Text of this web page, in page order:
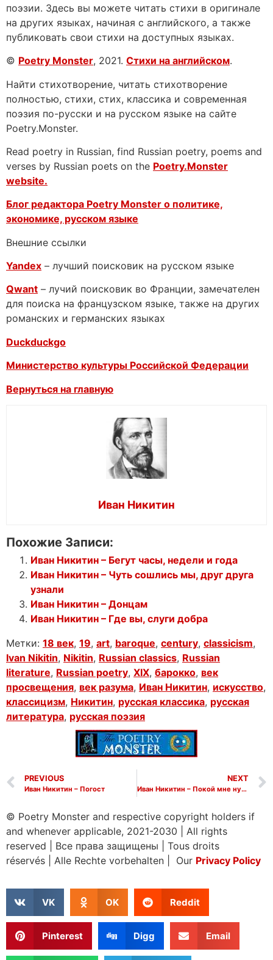
поэзии. Здесь вы можете читать стихи в оригинале
на других языках, начиная с английского, а также
публиковать свои стихи на доступных языках.
© Poetry Monster, 2021. Стихи на английском.
Найти стихотворение, читать стихотворение
полностью, стихи, стих, классика и современная
поэзия по-русски и на русском языке на сайте
Poetry.Monster.
Read poetry in Russian, find Russian poetry, poems and
verses by Russian poets on the Poetry.Monster
website.
Блог редактора Poetry Monster о политике,
экономике, русском языке
Внешние ссылки
Yandex – лучший поисковик на русском языке
Qwant – лучий поисковик во Франции, замечателен
для поиска на французском языке, также на других
романских и германских языках
Duckduckgo
Министерство культуры Российской Федерации
Вернуться на главную
Иван Никитин
Похожие Записи:
Иван Никитин – Бегут часы, недели и года
Иван Никитин – Чуть сошлись мы, друг друга
узнали
Иван Никитин – Донцам
Иван Никитин – Где вы, слуги добра
Метки: 18 век, 19, art, baroque, century, classicism,
Ivan Nikitin, Nikitin, Russian classics, Russian
literature, Russian poetry, XIX, барокко, век
просвещения, век разума, Иван Никитин, искусство,
классицизм, Никитин, русская классика, русская
литература, русская поэзия
PREVIOUS
Иван Никитин – Погост
NEXT
Иван Никитин – Покой мне нужен. Грудь болит
© Poetry Monster and respective copyright holders if
and whenever applicable, 2021-2030
All rights
reserved
Все права защищены
Tous droits
réservés
Alle Rechte vorbehalten | Our Privacy Policy
VK OK Reddit
Pinterest Digg Email